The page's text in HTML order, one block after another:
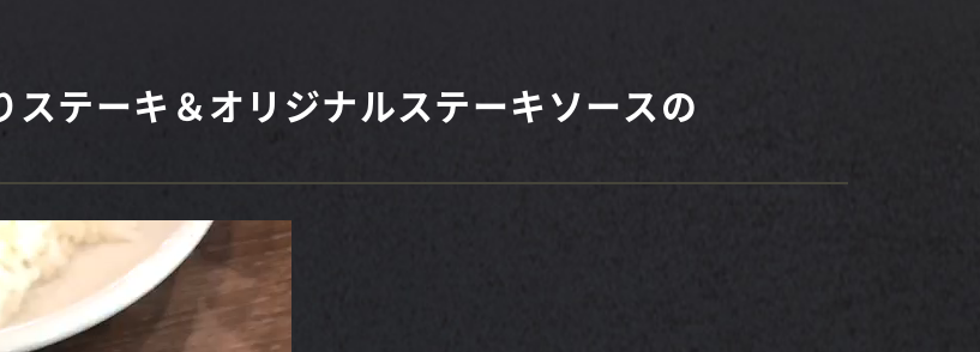
ステーキ＆オリジナルステーキソースの